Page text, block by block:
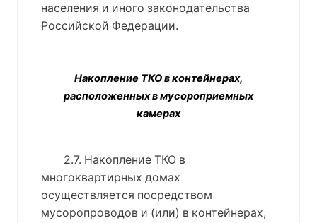
населения и иного законодательства
Российской Федерации.
Накопление ТКО в контейнерах,
расположенных в мусороприемных
камерах
2.7. Накопление ТКО в
многоквартирных домах
осуществляется посредством
мусоропроводов и (или) в контейнерах,